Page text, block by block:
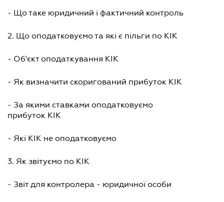
- Що таке юридичний і фактичний контроль
2. Що оподатковуємо та які є пільги по КІК
- Об'єкт оподаткування КІК
- Як визначити скоригований прибуток КІК
- За якими ставками оподатковуємо
прибуток КІК
- Які КІК не оподатковуємо
3. Як звітуємо по КІК
- Звіт для контролера - юридичної особи